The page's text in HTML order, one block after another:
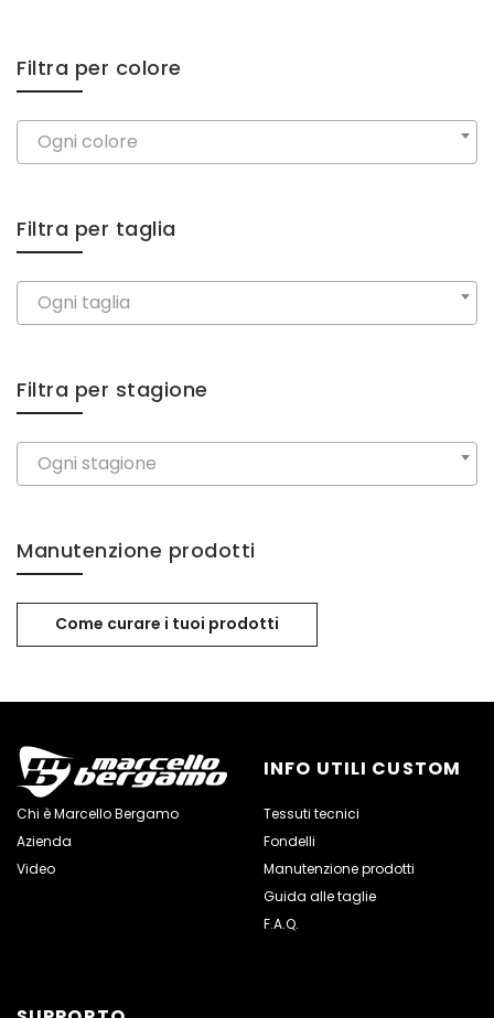
Filtra per colore
Ogni colore
Filtra per taglia
Ogni taglia
Filtra per stagione
Ogni stagione
Manutenzione prodotti
Come curare i tuoi prodotti
Chi è Marcello Bergamo
Azienda
Video
INFO UTILI CUSTOM
Tessuti tecnici
Fondelli
Manutenzione prodotti
Guida alle taglie
F.A.Q.